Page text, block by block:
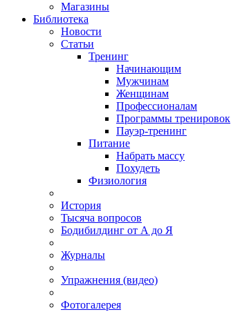
Магазины
Библиотека
Новости
Статьи
Тренинг
Начинающим
Мужчинам
Женщинам
Профессионалам
Программы тренировок
Пауэр-тренинг
Питание
Набрать массу
Похудеть
Физиология
История
Тысяча вопросов
Бодибилдинг от А до Я
Журналы
Упражнения (видео)
Фотогалерея